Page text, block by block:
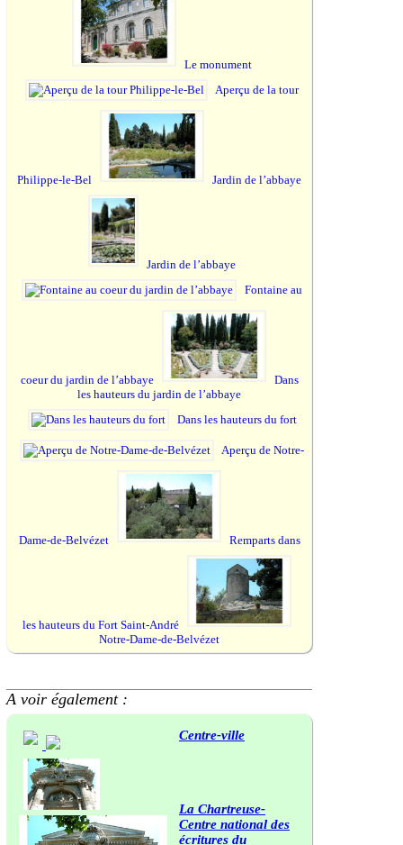
Le monument
Aperçu de la tour
Philippe-le-Bel Jardin de l’abbaye
Jardin de l’abbaye
Fontaine au
coeur du jardin de l’abbaye
Dans
les hauteurs du jardin de l’abbaye
Dans les hauteurs du fort
Aperçu de Notre-
Dame-de-Belvézet Remparts dans
les hauteurs du Fort Saint-André
Notre-Dame-de-Belvézet
A voir également :
Centre-ville
La Chartreuse-
Centre national des
écritures du